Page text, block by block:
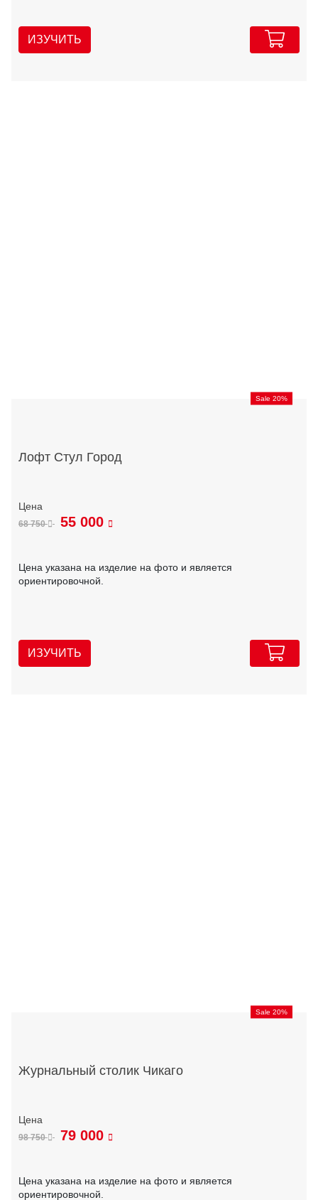
ИЗУЧИТЬ
Sale 20%
Лофт Стул Город
68 750 55 000
Цена указана на изделие на фото и является
ориентировочной.
ИЗУЧИТЬ
Sale 20%
Журнальный столик Чикаго
98 750 79 000
Цена указана на изделие на фото и является
ориентировочной.